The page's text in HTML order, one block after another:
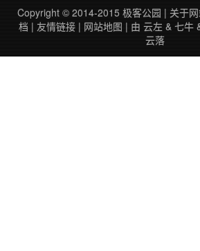
码，并且Key插在电脑上他都无法登
录。这样极大的保护了账号的安全。
Yubikey……
Copyright © 2014-2015 极客公园 | 关于
档 | 友情链接 | 网站地图 | 由 云左 & 七牛
云落